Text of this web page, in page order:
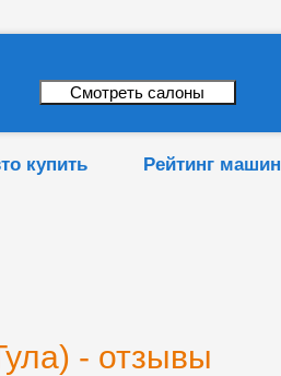
купить Рейтинг машин
- отзывы